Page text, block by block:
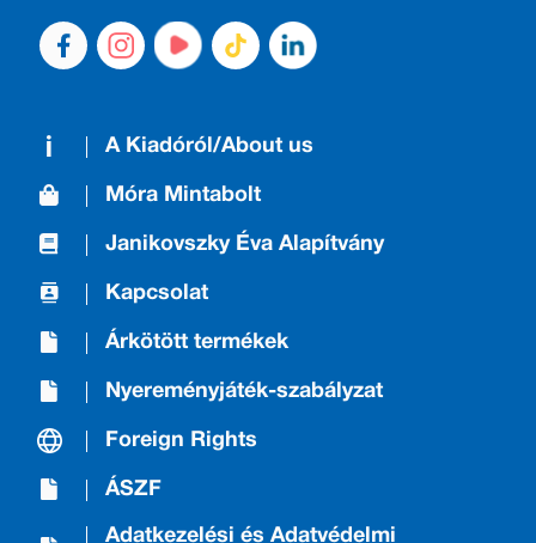
A Kiadóról/About us
Móra Mintabolt
Janikovszky Éva Alapítvány
Kapcsolat
Árkötött termékek
Nyereményjáték-szabályzat
Foreign Rights
ÁSZF
Adatkezelési és Adatvédelmi